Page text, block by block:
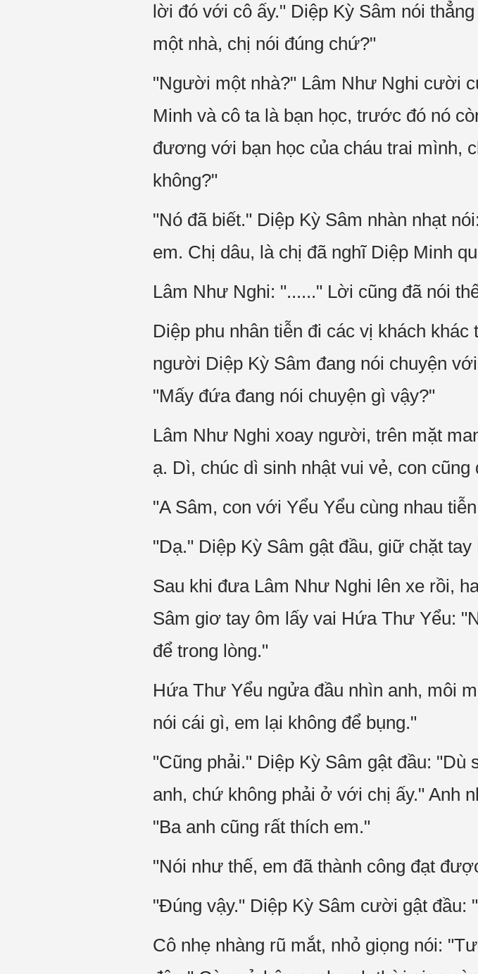
lời đó với cô ấy." Diệp Kỳ Sâm nói
một nhà, chị nói đúng chứ?"
"Người một nhà?" Lâm Như Nghi cười
Minh và cô ta là bạn học, trước đó nó
đương với bạn học của cháu trai mình,
không?"
"Nó đã biết." Diệp Kỳ Sâm nhàn nhạt
em. Chị dâu, là chị đã nghĩ Diệp Minh
Lâm Như Nghi: "......" Lời cũng đã nói
Diệp phu nhân tiễn đi các vị khách
người Diệp Kỳ Sâm đang nói chuyện
"Mấy đứa đang nói chuyện gì vậy?"
Lâm Như Nghi xoay người, trên mặt
ạ. Dì, chúc dì sinh nhật vui vẻ, con cũng
"A Sâm, con với Yểu Yểu cùng nhau
"Dạ." Diệp Kỳ Sâm gật đầu, giữ chặt
Sau khi đưa Lâm Như Nghi lên xe rồi,
Sâm giơ tay ôm lấy vai Hứa Thư Yểu:
để trong lòng."
Hứa Thư Yểu ngửa đầu nhìn anh, môi
nói cái gì, em lại không để bụng."
"Cũng phải." Diệp Kỳ Sâm gật đầu:
anh, chứ không phải ở với chị ấy." Anh
"Ba anh cũng rất thích em."
"Nói như thế, em đã thành công đạt
"Đúng vậy." Diệp Kỳ Sâm cười gật đầu:
Cô nhẹ nhàng rũ mắt, nhỏ giọng nói: